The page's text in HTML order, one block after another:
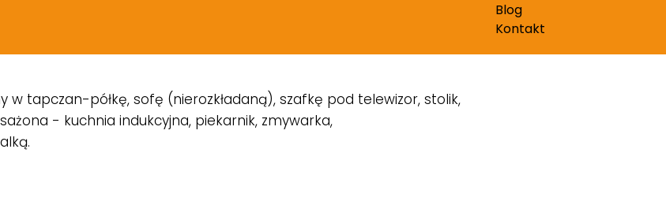
Blog
Kontakt
w tapczan-półkę, sofę (nierozkładaną), szafkę pod telewizor, stolik,
- kuchnia indukcyjna, piekarnik, zmywarka,